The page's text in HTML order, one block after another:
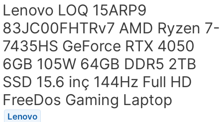
Lenovo LOQ 15ARP9
83JC00FHTRv7 AMD Ryzen 7-
7435HS GeForce RTX 4050
6GB 105W 64GB DDR5 2TB
SSD 15.6 inç 144Hz Full HD
FreeDos Gaming Laptop
Lenovo